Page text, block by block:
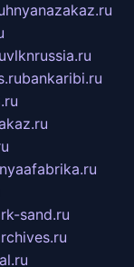
vlknrussia.ru
bankaribi.ru
sand.ru